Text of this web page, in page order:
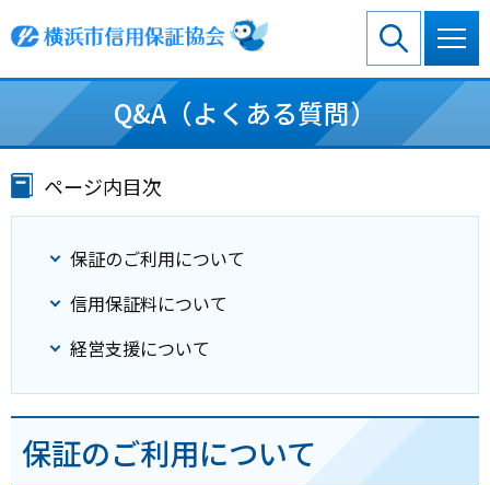
ロ
バ
ゲ
ー
文ー
ル
ー
シ
ッ
ー
Q&A（よくある質問）
ページ内目次
保証のご利用について
信用保証料について
経営支援について
保証のご利用について